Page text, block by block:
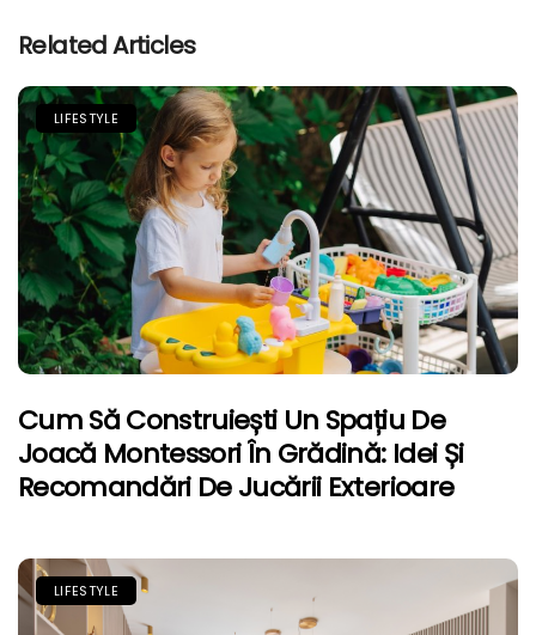
Related Articles
LIFESTYLE
Cum Să Construiești Un Spațiu De
Joacă Montessori În Grădină: Idei Și
Recomandări De Jucării Exterioare
LIFESTYLE